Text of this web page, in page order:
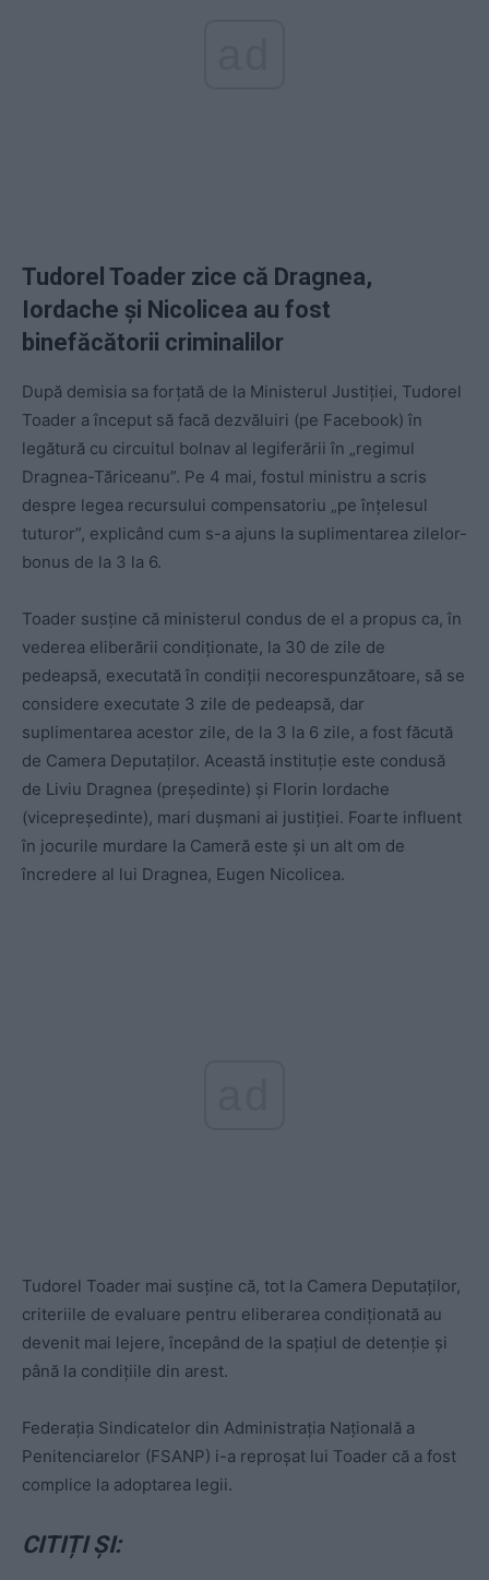
Tudorel Toader zice că Dragnea,
Iordache și Nicolicea au fost
binefăcătorii criminalilor
După demisia sa forțată de la Ministerul Justiției, Tudorel
Toader a început să facă dezvăluiri (pe Facebook) în
legătură cu circuitul bolnav al legiferării în „regimul
Dragnea-Tăriceanu”. Pe 4 mai, fostul ministru a scris
despre legea recursului compensatoriu „pe înțelesul
tuturor”, explicând cum s-a ajuns la suplimentarea zilelor-
bonus de la 3 la 6.
Toader susține că ministerul condus de el a propus ca, în
vederea eliberării condiționate, la 30 de zile de
pedeapsă, executată în condiții necorespunzătoare, să se
considere executate 3 zile de pedeapsă, dar
suplimentarea acestor zile, de la 3 la 6 zile, a fost făcută
de Camera Deputaților. Această instituție este condusă
de Liviu Dragnea (președinte) și Florin Iordache
(vicepreședinte), mari dușmani ai justiției. Foarte influent
în jocurile murdare la Cameră este și un alt om de
încredere al lui Dragnea, Eugen Nicolicea.
Tudorel Toader mai susține că, tot la Camera Deputaților,
criteriile de evaluare pentru eliberarea condiționată au
devenit mai lejere, începând de la spațiul de detenție și
până la condițiile din arest.
Federația Sindicatelor din Administrația Națională a
Penitenciarelor (FSANP) i-a reproșat lui Toader că a fost
complice la adoptarea legii.
CITIȚI ȘI: